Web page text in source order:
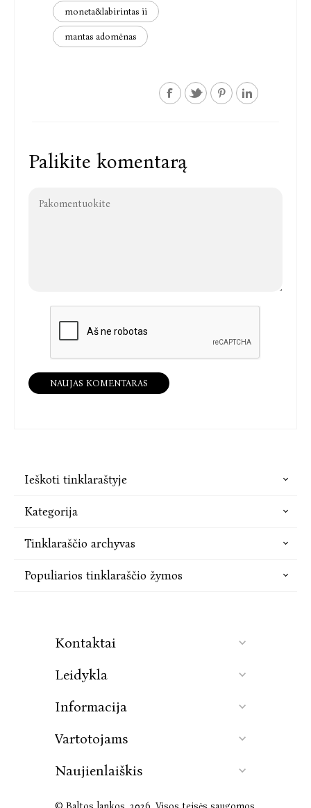
moneta&labirintas ii
mantas adomėnas
Palikite komentarą
NAUJAS KOMENTARAS
Ieškoti tinklaraštyje
Kategorija
Tinklaraščio archyvas
Populiarios tinklaraščio žymos
Kontaktai
Leidykla
Informacija
Vartotojams
Naujienlaiškis